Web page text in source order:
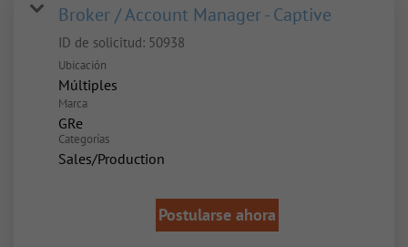
Broker / Account Manager - Captive
ID de solicitud: 50938
Ubicación
Múltiples
Marca
GRe
Categorías
Sales/Production
Postularse ahora